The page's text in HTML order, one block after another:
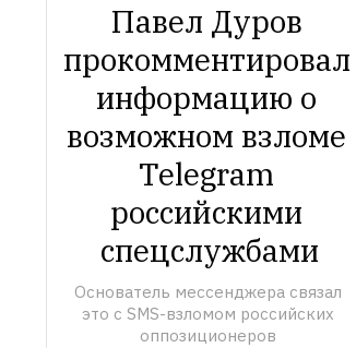
Павел Дуров
прокомментировал
информацию о
возможном взломе
Telegram
российскими
спецслужбами
Основатель мессенджера связал
это с SMS-взломом российских
оппозиционеров